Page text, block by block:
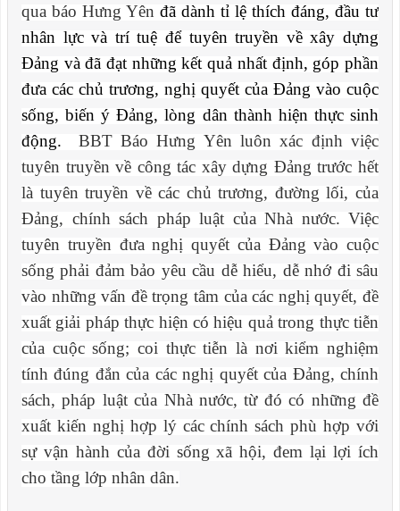
qua báo Hưng Yên đã dành tỉ lệ thích đáng, đầu tư
nhân lực và trí tuệ để tuyên truyền về xây dựng
Đảng và đã đạt những kết quả nhất định, góp phần
đưa các chủ trương, nghị quyết của Đảng vào cuộc
sống, biến ý Đảng, lòng dân thành hiện thực sinh
động. BBT Báo Hưng Yên luôn xác định việc
tuyên truyền về công tác xây dựng Đảng trước hết
là tuyên truyền về các chủ trương, đường lối, của
Đảng, chính sách pháp luật của Nhà nước. Việc
tuyên truyền đưa nghị quyết của Đảng vào cuộc
sống phải đảm bảo yêu cầu dễ hiểu, dễ nhớ đi sâu
vào những vấn đề trọng tâm của các nghị quyết, đề
xuất giải pháp thực hiện có hiệu quả trong thực tiễn
của cuộc sống; coi thực tiễn là nơi kiểm nghiệm
tính đúng đắn của các nghị quyết của Đảng, chính
sách, pháp luật của Nhà nước, từ đó có những đề
xuất kiến nghị hợp lý các chính sách phù hợp với
sự vận hành của đời sống xã hội, đem lại lợi ích
cho tầng lớp nhân dân.